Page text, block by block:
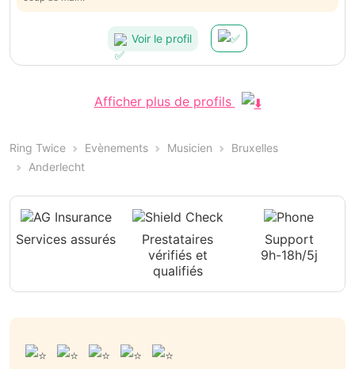
Voir le profil
Afficher plus de profils
Ring Twice Evènements Musicien
Bruxelles
Anderlecht
Services assurés
Prestataires
vérifiés et
qualifiés
Support
9h-18h/5j